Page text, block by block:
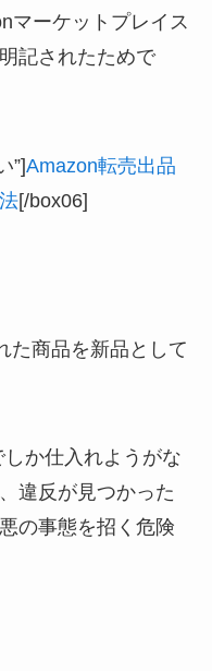
マーケットプレイス
記されたためで
”]Amazon転売出品
[/box06]
た商品を新品として
か仕入れようがな
違反が見つかった
の事態を招く危険